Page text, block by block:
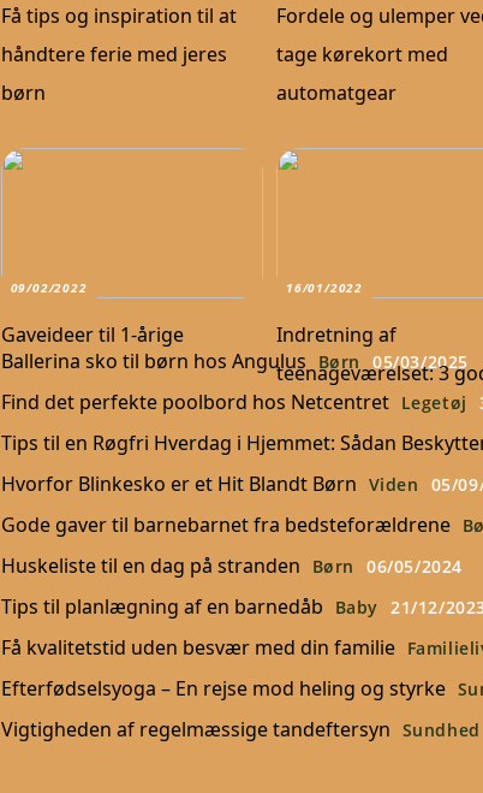
Få tips og inspiration til at
håndtere ferie med jeres
børn
Fordele og ulemper
tage kørekort med
automatgear
09/02/2022
Gaveideer til 1-årige
16/01/2022
Indretning af
teenageværelset: 3
Ballerina sko til børn hos Angulus Børn 05/03/2025
Find det perfekte poolbord hos Netcentret Legetøj
Tips til en Røgfri Hverdag i Hjemmet: Sådan
Hvorfor Blinkesko er et Hit Blandt Børn Viden 05/
Gode gaver til barnebarnet fra bedsteforældrene
Huskeliste til en dag på stranden Børn 06/05/2024
Tips til planlægning af en barnedåb Baby 21/12/
Få kvalitetstid uden besvær med din familie
Efterfødselsyoga – En rejse mod heling og styrke
Vigtigheden af regelmæssige tandeftersyn Sundhed